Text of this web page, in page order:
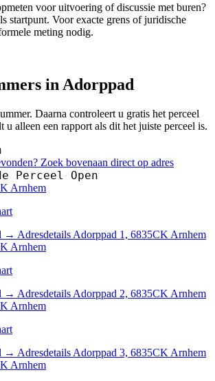
voor uitvoering of discussie met buren?
startpunt. Voor exacte grens of juridische
meting nodig.
in Adorppad
Daarna controleert u gratis het perceel
u alleen een rapport als dit het juiste perceel is.
Zoek bovenaan direct op adres
Perceel Open
Arnhem
→ Adresdetails Adorppad 1, 6835CK Arnhem
Arnhem
→ Adresdetails Adorppad 2, 6835CK Arnhem
Arnhem
→ Adresdetails Adorppad 3, 6835CK Arnhem
Arnhem